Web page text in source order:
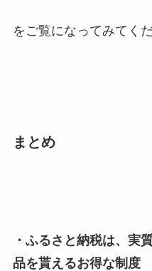
をご覧になってみてくだ
まとめ
・ふるさと納税は、実
品を貰えるお得な制度